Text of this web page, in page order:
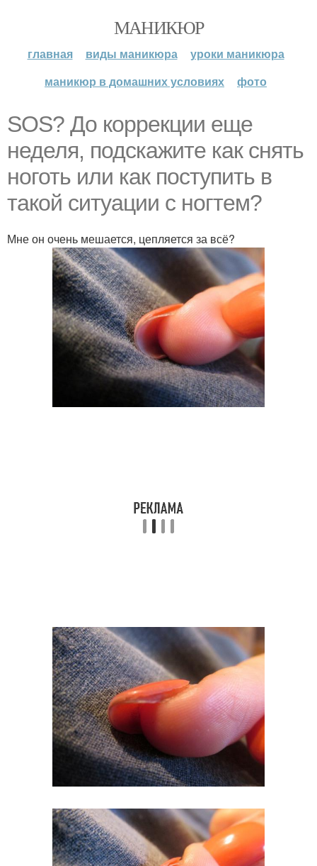
МАНИКЮР
главная виды маникюра
уроки маникюра
маникюр в домашних условиях
фото
SOS? До коррекции еще
неделя, подскажите как снять
ноготь или как поступить в
такой ситуации с ногтем?
Мне он очень мешается, цепляется за всё?